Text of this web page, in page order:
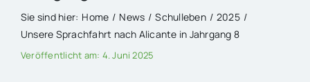
Sie sind hier: Home News Schulleben
2025
Unsere Sprachfahrt nach Alicante in Jahrgang 8
Veröffentlicht am: 4. Juni 2025